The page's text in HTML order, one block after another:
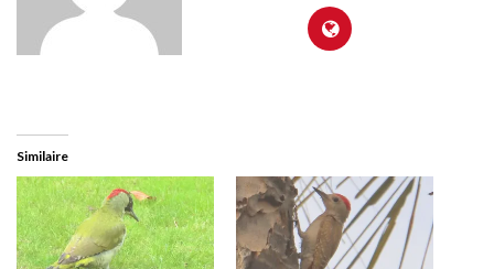
Similaire